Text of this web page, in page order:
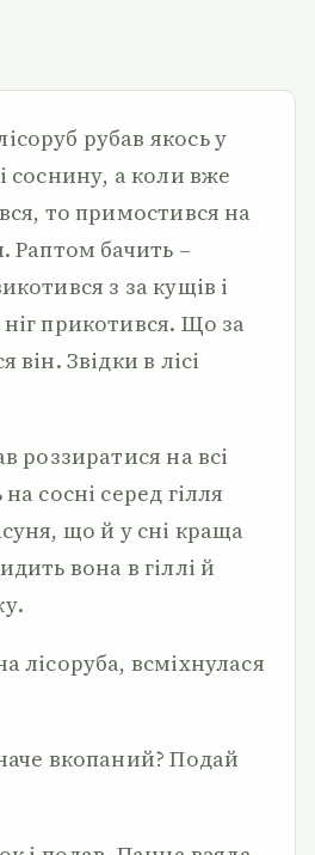
рубав якось у
соснину, а коли вже
то примостився на
Раптом бачить –
з за кущів і
прикотився. Що за
він. Звідки в лісі
роззиратися на всі
сосні серед гілля
що й у сні краща
вона в гіллі й
лісоруба, всміхнулася
вкопаний? Подай